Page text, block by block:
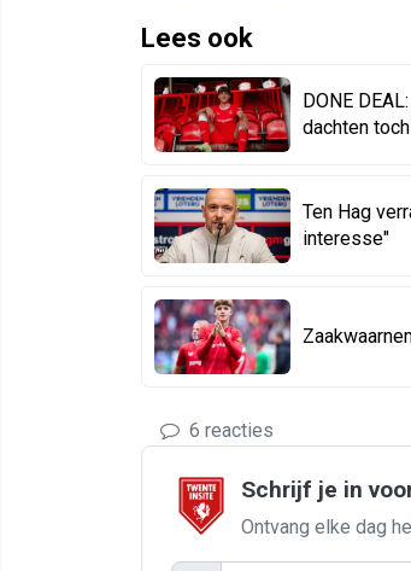
Lees ook
DONE
dachten
Ten Hag
interesse"
6 reacties
Schrijf je in
Ontvang elke dag